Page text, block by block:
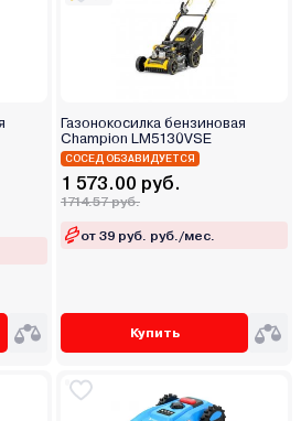
Газонокосилка бензиновая
Champion LM5130VSE
СОСЕД ОБЗАВИДУЕТСЯ
1 573.00 руб.
1714.57 руб.
от 39 руб. руб./мес.
Купить